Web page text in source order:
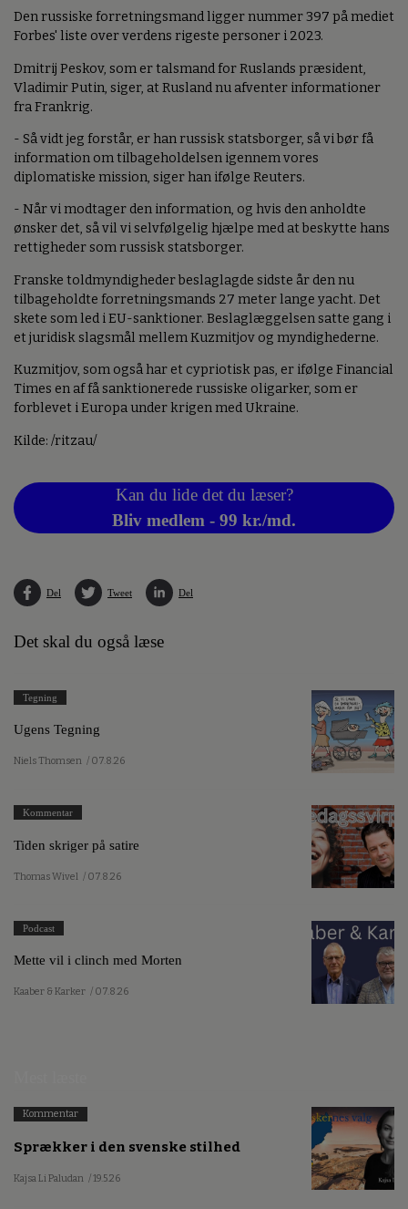
Den russiske forretningsmand ligger nummer 397 på mediet
Forbes' liste over verdens rigeste personer i 2023.
Dmitrij Peskov, som er talsmand for Ruslands præsident,
Vladimir Putin, siger, at Rusland nu afventer informationer
fra Frankrig.
- Så vidt jeg forstår, er han russisk statsborger, så vi bør få
information om tilbageholdelsen igennem vores
diplomatiske mission, siger han ifølge Reuters.
- Når vi modtager den information, og hvis den anholdte
ønsker det, så vil vi selvfølgelig hjælpe med at beskytte hans
rettigheder som russisk statsborger.
Franske toldmyndigheder beslaglagde sidste år den nu
tilbageholdte forretningsmands 27 meter lange yacht. Det
skete som led i EU-sanktioner. Beslaglæggelsen satte gang i
et juridisk slagsmål mellem Kuzmitjov og myndighederne.
Kuzmitjov, som også har et cypriotisk pas, er ifølge Financial
Times en af få sanktionerede russiske oligarker, som er
forblevet i Europa under krigen med Ukraine.
Kilde: /ritzau/
Kan du lide det du læser?
Bliv medlem - 99 kr./md.
Del Tweet Del
Det skal du også læse
Tegning
Ugens Tegning
Niels Thomsen / 07.8.26
Kommentar
Tiden skriger på satire
Thomas Wivel / 07.8.26
Podcast
Mette vil i clinch med Morten
Kaaber & Karker / 07.8.26
Kommentar
Sprækker i den svenske stilhed
Kajsa Li Paludan / 19.5.26